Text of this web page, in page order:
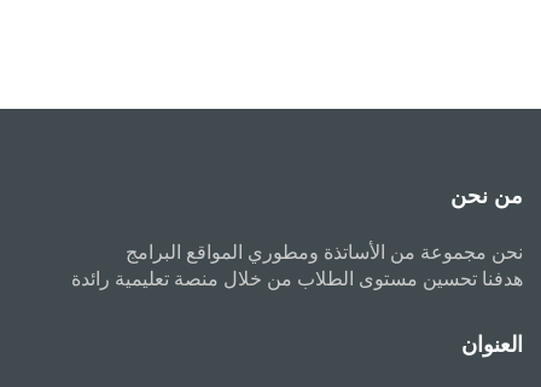
من نحن
نحن مجموعة من الأساتذة ومطوري المواقع البرامج
هدفنا تحسين مستوى الطلاب من خلال منصة تعليمية رائدة
العنوان